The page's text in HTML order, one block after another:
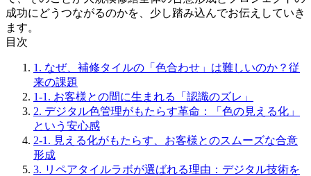
成功にどうつながるのかを、少し踏み込んでお伝えしていき
ます。
目次
1. なぜ、補修タイルの「色合わせ」は難しいのか？従
来の課題
1-1. お客様との間に生まれる「認識のズレ」
2. デジタル色管理がもたらす革命：「色の見える化」
という安心感
2-1. 見える化がもたらす、お客様とのスムーズな合意
形成
3. リペアタイルラボが選ばれる理由：デジタル技術を